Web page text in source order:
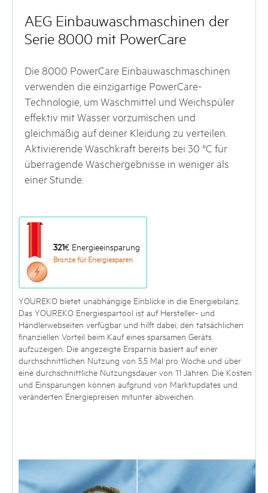
AEG Einbauwaschmaschinen der
Serie 8000 mit PowerCare
Die 8000 PowerCare Einbauwaschmaschinen
verwenden die einzigartige PowerCare-
Technologie, um Waschmittel und Weichspüler
effektiv mit Wasser vorzumischen und
gleichmäßig auf deiner Kleidung zu verteilen.
Aktivierende Waschkraft bereits bei 30 °C für
überragende Waschergebnisse in weniger als
einer Stunde.
321€ Energieeinsparung
Bronze für Energiesparen
YOUREKO bietet unabhängige Einblicke in die Energiebilanz.
Das YOUREKO Energiespartool ist auf Hersteller- und
Händlerwebseiten verfügbar und hilft dabei, den tatsächlichen
finanziellen Vorteil beim Kauf eines sparsamen Geräts
aufzuzeigen. Die angezeigte Ersparnis basiert auf einer
durchschnittlichen Nutzung von 5,5 Mal pro Woche und über
eine durchschnittliche Nutzungsdauer von 11 Jahren. Die Kosten
und Einsparungen können aufgrund von Marktupdates und
veränderten Energiepreisen mitunter abweichen.